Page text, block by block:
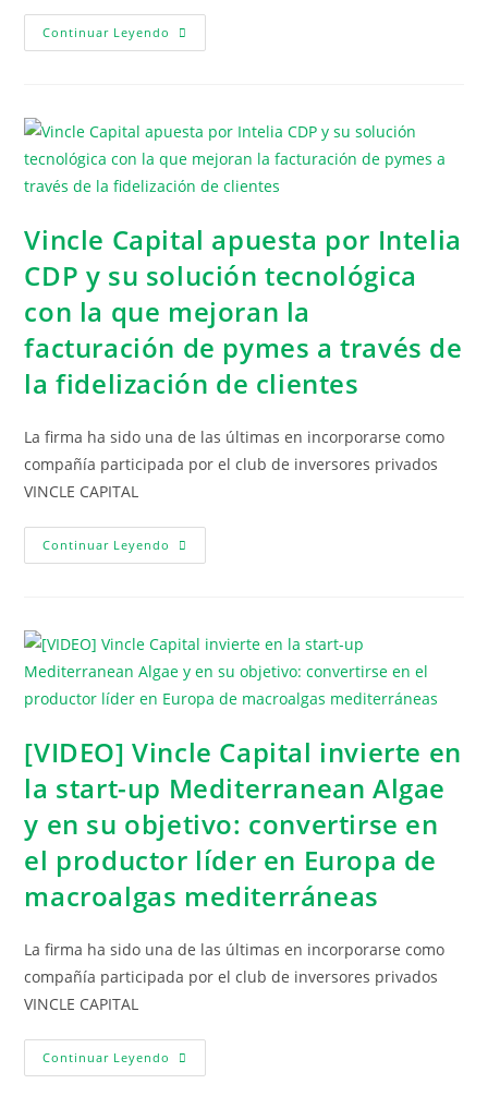
Continuar Leyendo
Vincle Capital apuesta por Intelia
CDP y su solución tecnológica
con la que mejoran la
facturación de pymes a través de
la fidelización de clientes
La firma ha sido una de las últimas en incorporarse como
compañía participada por el club de inversores privados
VINCLE CAPITAL
Continuar Leyendo
[VIDEO] Vincle Capital invierte en
la start-up Mediterranean Algae
y en su objetivo: convertirse en
el productor líder en Europa de
macroalgas mediterráneas
La firma ha sido una de las últimas en incorporarse como
compañía participada por el club de inversores privados
VINCLE CAPITAL
Continuar Leyendo